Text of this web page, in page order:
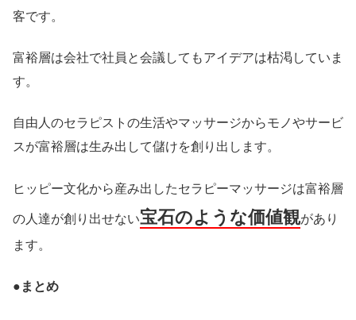
客です。
富裕層は会社で社員と会議してもアイデアは枯渇していま
す。
自由人のセラピストの生活やマッサージからモノやサービ
スが富裕層は生み出して儲けを創り出します。
ヒッピー文化から産み出したセラピーマッサージは富裕層
の人達が創り出せない宝石のような価値観があり
ます。
● まとめ